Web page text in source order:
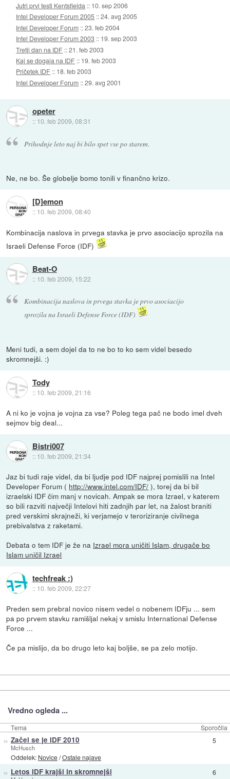
Jutri prvi testi Kentsfielda :: 10. sep 2006
Intel Developer Forum 2005 ::24. avg 2005
Intel Developer Forum ::23. feb 2004
Intel Developer Forum 2003 :: 19. sep 2003
Tretji dan na IDF ::21. feb 2003
Kaj se dogaja na IDF :: 19. feb 2003
Pričetek IDF :: 18. feb 2003
Intel Developer Forum ::29. avg 2001
opeter
:: 10. feb 2009, 08:31
Prihodnje leto naj bi bilo spet vse po starem.
Ne, ne bo. Še globelje bomo tonili v finančno krizo.
[D]emon
:: 10. feb 2009, 08:40
Kombinacija naslova in prvega stavka je prvo asociacijo sprozila na
Israeli Defense Force (IDF)
Beat-O
:: 10. feb 2009, 15:22
Kombinacija naslova in prvega stavka je prvo asociacijo
sprozila na Israeli Defense Force (IDF)
Meni tudi, a sem dojel da to ne bo to ko sem videl besedo
skromnejši. :)
Tody
:: 10. feb 2009, 21:16
A ni ko je vojna je vojna za vse? Poleg tega pač ne bodo imel dveh
sejmov big deal...
Bistri007
:: 10. feb 2009, 21:34
Jaz bi tudi raje videl, da bi ljudje pod IDF najprej pomislili na Intel
Developer Forum ( http://www.intel.com/IDF/ ), torej da bi bil
izraelski IDF čim manj v novicah. Ampak se mora Izrael, v katerem
so bili razviti največji Intelovi hiti zadnjih par let, na žalost braniti
pred verskimi skrajneži, ki verjamejo v teroriziranje civilnega
prebivalstva z raketami.
Debata o tem IDF je že na Izrael mora uničiti Islam, drugače bo
Islam uničil Izrael
techfreak :)
:: 10. feb 2009, 22:27
Preden sem prebral novico nisem vedel o nobenem IDFju ... sem
pa po prvem stavku ramišljal nekaj v smislu International Defense
Force ...
Če pa mislijo, da bo drugo leto kaj boljše, se pa zelo motijo.
Vredno ogleda ...
Tema Sporočila
» Začel se je IDF 2010
McHusch
Oddelek: Novice/Ostale najave
5
» Letos IDF krajši in skromnejši 6